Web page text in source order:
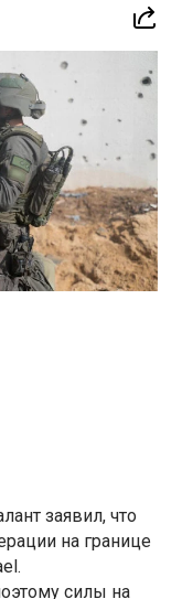
заявил, что
на границе
силы на